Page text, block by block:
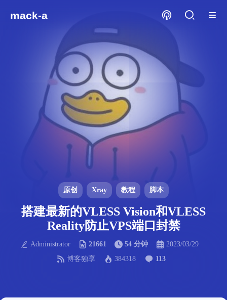
mack-a
原创 Xray 教程 脚本
搭建最新的VLESS Vision和VLESS
Reality防止VPS端口封禁
Administrator 21661 54 分钟
2023/03/29
博客独享
384318 113